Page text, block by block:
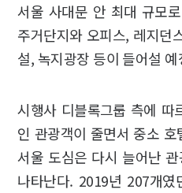
서울 사대문 안 최대 규모
주거단지와 오피스, 레지던
설, 녹지광장 등이 들어설 예
시행사 디블록그룹 측에 따
인 관광객이 줄면서 중소
서울 도심은 다시 늘어난
나타난다. 2019년 207개